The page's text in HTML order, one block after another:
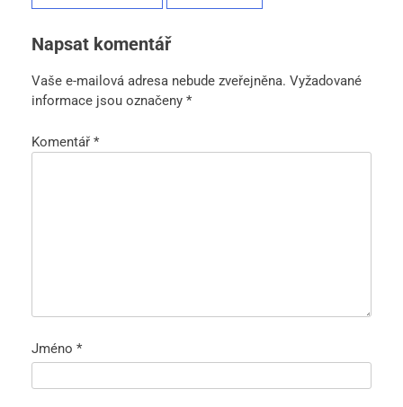
Napsat komentář
Vaše e-mailová adresa nebude zveřejněna. Vyžadované
informace jsou označeny *
Komentář *
Jméno *